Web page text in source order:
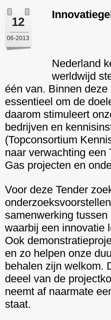
12
06-2013
Nederland
werldwijd
één van. Binnen
essentieel om de
daarom stimuleert
bedrijven en
(Topconsortium
naar verwachting een
Gas projecten en
Voor deze Tender
samenwerking
waarbij een innovatie
Ook
en zo helpen onze
behalen zijn welkom.
deeel van de
neemt af naarmate
staat.